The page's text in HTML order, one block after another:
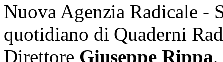
Nuova Agenzia Radicale -
quotidiano di Quaderni
Direttore Giuseppe Rippa,